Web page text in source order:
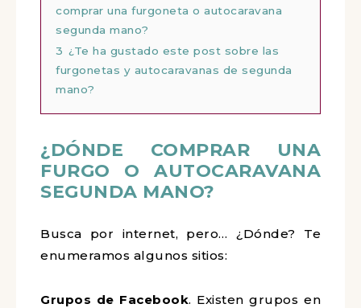
comprar una furgoneta o autocaravana
segunda mano?
3 ¿Te ha gustado este post sobre las
furgonetas y autocaravanas de segunda
mano?
¿DÓNDE COMPRAR UNA
FURGO O AUTOCARAVANA
SEGUNDA MANO?
Busca por internet, pero… ¿Dónde? Te
enumeramos algunos sitios:
Grupos de Facebook. Existen grupos en